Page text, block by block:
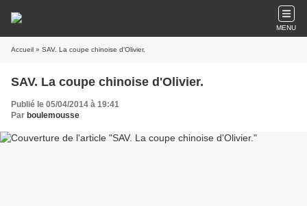
MENU
Accueil » SAV. La coupe chinoise d'Olivier.
SAV. La coupe chinoise d'Olivier.
Publié le 05/04/2014 à 19:41
Par boulemousse